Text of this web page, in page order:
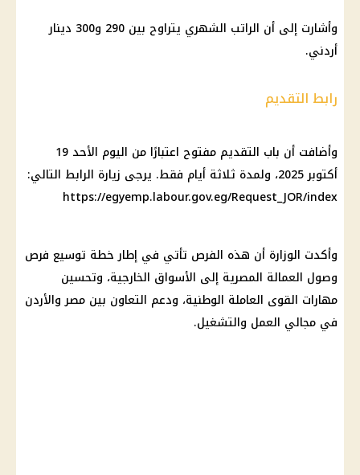
وأشارت إلى أن الراتب الشهري يتراوح بين 290 و300 دينار
أردني.
رابط التقديم
وأضافت أن باب التقديم مفتوح اعتبارًا من اليوم الأحد 19
أكتوبر 2025، ولمدة ثلاثة أيام فقط. يرجى زيارة الرابط التالي:
https://egyemp.labour.gov.eg/Request_JOR/index
وأكدت الوزارة أن هذه الفرص تأتي في إطار خطة توسيع فرص
وصول العمالة المصرية إلى الأسواق الخارجية، وتحسين
مهارات القوى العاملة الوطنية، ودعم التعاون بين مصر والأردن
في مجالي العمل والتشغيل.